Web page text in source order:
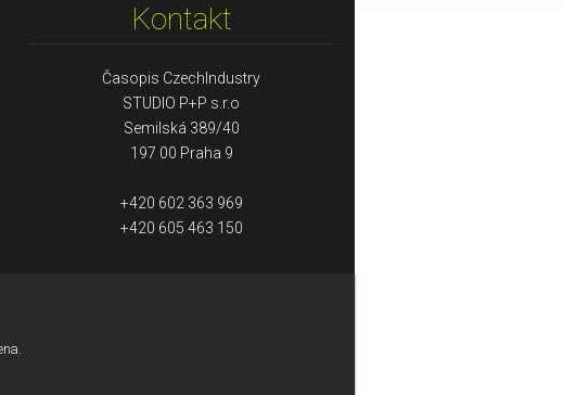
Kontakt
Časopis CzechIndustry
STUDIO P+P s.r.o
Semilská 389/40
197 00 Praha 9
+420 602 363 969
+420 605 463 150